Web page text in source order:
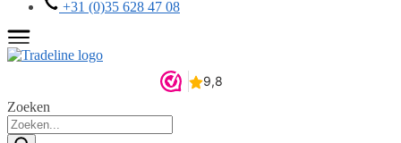
+31 (0)35 628 47 08
Zoeken